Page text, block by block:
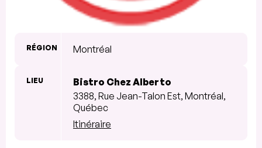
RÉGION Montréal
LIEU
Bistro Chez Alberto
3388, Rue Jean-Talon Est, Montréal,
Québec
Itinéraire